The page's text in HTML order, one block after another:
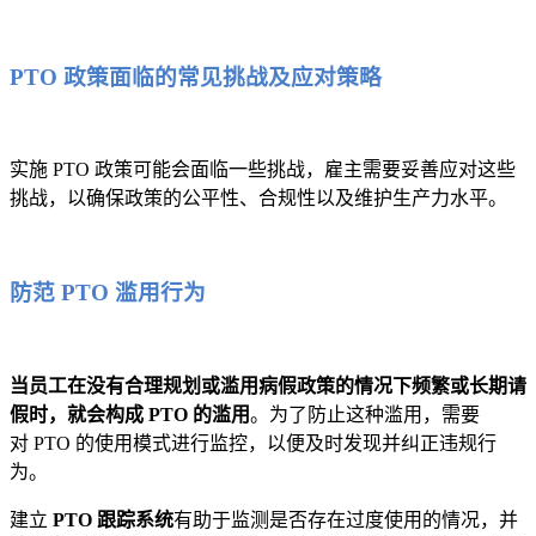
PTO 政策面临的常见挑战及应对策略
实施 PTO 政策可能会面临一些挑战，雇主需要妥善应对这些
挑战，以确保政策的公平性、合规性以及维护生产力水平。
防范 PTO 滥用行为
当员工在没有合理规划或滥用病假政策的情况下频繁或长期请
假时，就会构成 PTO 的滥用。为了防止这种滥用，需要
对 PTO 的使用模式进行监控，以便及时发现并纠正违规行
为。
建立 PTO 跟踪系统有助于监测是否存在过度使用的情况，并